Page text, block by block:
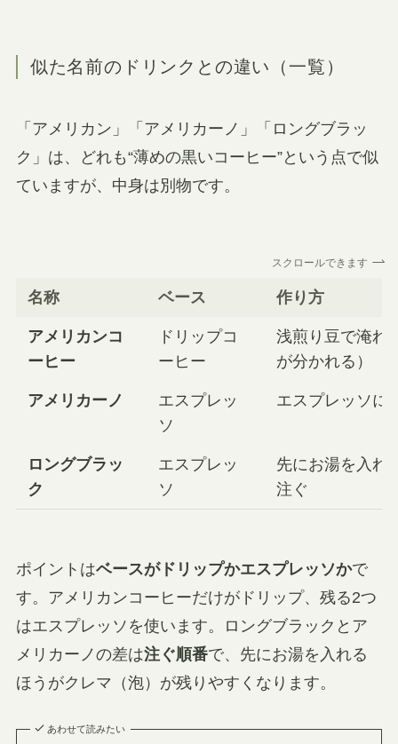
似た名前のドリンクとの違い（一覧）
「アメリカン」「アメリカーノ」「ロングブラッ
ク」は、どれも“薄めの黒いコーヒー”という点で似
ていますが、中身は別物です。
スクロールできます
名称 ベース 作り方
アメリカンコ
ーヒー
ドリップコ
ーヒー
浅煎り豆で淹れ
が分かれる）
アメリカーノ
エスプレッ
ソ
エスプレッソに
ロングブラッ
ク
エスプレッ
ソ
先にお湯を入れ
注ぐ
ポイントはベースがドリップかエスプレッソかで
す。アメリカンコーヒーだけがドリップ、残る2つ
はエスプレッソを使います。ロングブラックとア
メリカーノの差は注ぐ順番で、先にお湯を入れる
ほうがクレマ（泡）が残りやすくなります。
あわせて読みたい